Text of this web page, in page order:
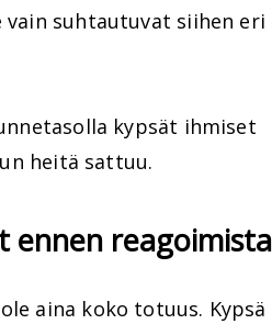
vain suhtautuvat siihen eri
kypsät ihmiset
heitä sattuu.
ennen reagoimista
aina koko totuus. Kypsä